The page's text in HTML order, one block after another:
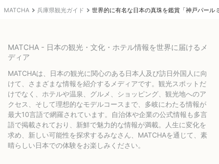
MATCHA 兵庫県観光ガイド 世界的に有名な日本の真珠を鑑賞「神戸パール
MATCHA - 日本の観光・文化・ホテル情報を世界に届けるメ
ディア
MATCHAは、日本の観光に関心のある日本人及び訪日外国人に向
けて、さまざまな情報を紹介するメディアです。観光スポットだ
けでなく、ホテルや温泉、グルメ、ショッピング、観光地へのア
クセス、そして理想的なモデルコースまで、多岐にわたる情報が
最大10言語で網羅されています。自治体や企業の公式情報も多言
語で掲載されており、新鮮で魅力的な情報が満載。人生に変化を
求め、新しい可能性を探求するみなさん、MATCHAを通じて、素
晴らしい日本での体験をお楽しみください。